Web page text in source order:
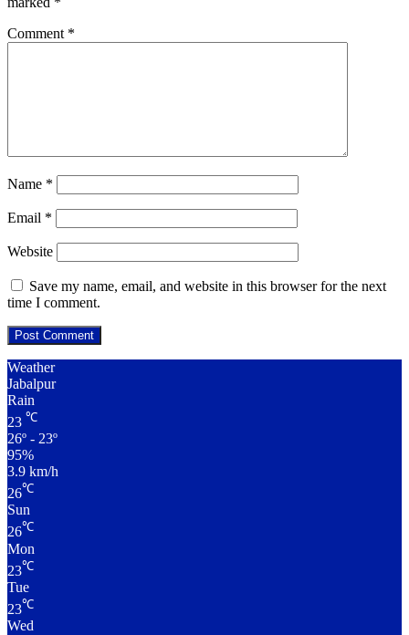
Comment *
Name *
Email *
Website
Save my name, email, and website in this browser for the next
time I comment.
Weather
Jabalpur
Rain
23 ℃
26º - 23º
95%
3.9 km/h
26℃
Sun
26℃
Mon
23℃
Tue
23℃
Wed